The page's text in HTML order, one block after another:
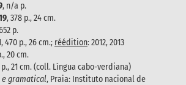
, n/a p.
, 378 p., 24 cm.
p.
, 470 p., 26 cm.; réédition: 2012, 2013
20 cm.
p., 21 cm. (coll. Língua cabo-verdiana)
e gramatical, Praia: Instituto nacional de